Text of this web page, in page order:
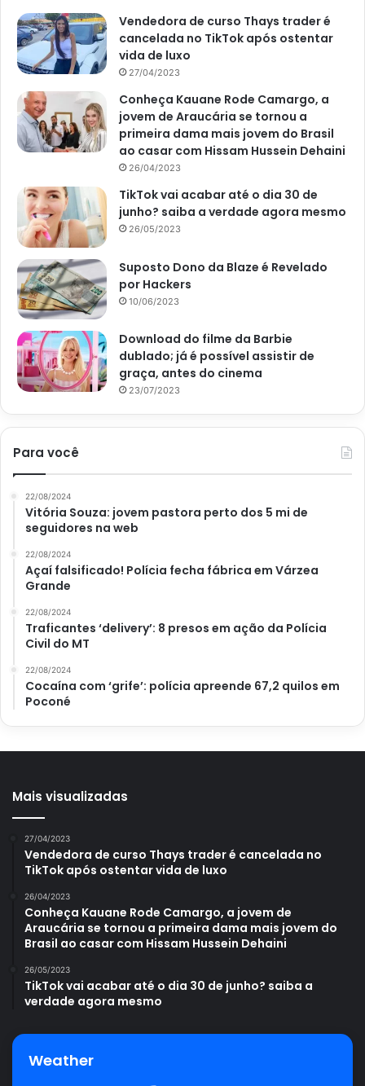
Por exemplo, uma ideia é colocar todo o valor em uma
caderneta de poupança, a renda fixa mais conservadora e
segura. Então, com um rendimento aproximando de 0,68%
ao mês, poderá ganhar, apenas de juros, mais de R$
44.200 no primeiro mês de aplicação.
Desta maneira, poderá viver apenas com esse valor
mensal, guardando o restante e sempre tendo uma
determinada renda. Mas, poderá também fazer outros
investimentos seguros.
Por exemplo, o ganhador da Mega-Sena poderá aplicar em
LCA e LCI, que são as Letras do Crédito Agrícola e
Imobiliário. Neste caso, com rendimento médio de 1,1% ao
mês, chega a cerca de R$ 71.500 por mês, apenas de
juros.
5 milhões acumulada Mega-Sena
R$ 6
Vendedora de curso Thays trader é
cancelada no TikTok após ostentar
vida de luxo
27/04/2023
Conheça Kauane Rode Camargo, a
jovem de Araucária se tornou a
primeira dama mais jovem do Brasil
ao casar com Hissam Hussein Dehaini
26/04/2023
TikTok vai acabar até o dia 30 de
junho? saiba a verdade agora mesmo
26/05/2023
Suposto Dono da Blaze é Revelado
por Hackers
10/06/2023
Download do filme da Barbie
dublado; já é possível assistir de
graça, antes do cinema
23/07/2023
Para você
22/08/2024
Vitória Souza: jovem pastora perto dos 5 mi de
seguidores na web
22/08/2024
Açaí falsificado! Polícia fecha fábrica em Várzea
Grande
22/08/2024
Traficantes ‘delivery’: 8 presos em ação da Polícia
Civil do MT
22/08/2024
Cocaína com ‘grife’: polícia apreende 67,2 quilos em
Poconé
Mais visualizadas
27/04/2023
Vendedora de curso Thays trader é cancelada no
TikTok após ostentar vida de luxo
26/04/2023
Conheça Kauane Rode Camargo, a jovem de
Araucária se tornou a primeira dama mais jovem do
Brasil ao casar com Hissam Hussein Dehaini
26/05/2023
TikTok vai acabar até o dia 30 de junho? saiba a
verdade agora mesmo
Weather